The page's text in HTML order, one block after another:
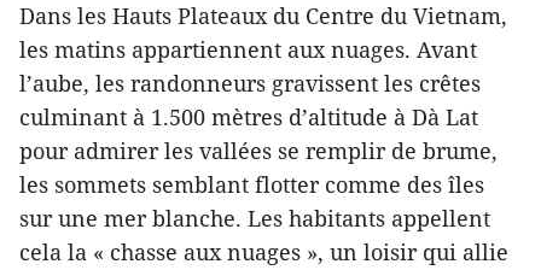
Dans les Hauts Plateaux du Centre du Vietnam,
les matins appartiennent aux nuages. Avant
l’aube, les randonneurs gravissent les crêtes
culminant à 1.500 mètres d’altitude à Dà Lat
pour admirer les vallées se remplir de brume,
les sommets semblant flotter comme des îles
sur une mer blanche. Les habitants appellent
cela la « chasse aux nuages », un loisir qui allie